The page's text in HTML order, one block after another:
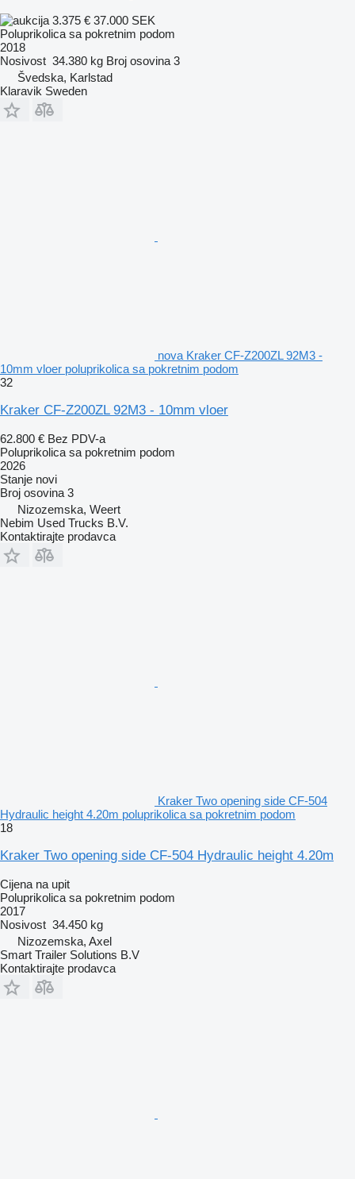
3.375 € 37.000 SEK
Poluprikolica sa pokretnim podom
2018
Nosivost 34.380 kg Broj osovina 3
Švedska, Karlstad
Klaravik Sweden
nova Kraker CF-Z200ZL 92M3 -
10mm vloer poluprikolica sa pokretnim podom
32
Kraker CF-Z200ZL 92M3 - 10mm vloer
62.800 € Bez PDV-a
Poluprikolica sa pokretnim podom
2026
Stanje novi
Broj osovina 3
Nizozemska, Weert
Nebim Used Trucks B.V.
Kontaktirajte prodavca
Kraker Two opening side CF-504
Hydraulic height 4.20m poluprikolica sa pokretnim podom
18
Kraker Two opening side CF-504 Hydraulic height 4.20m
Cijena na upit
Poluprikolica sa pokretnim podom
2017
Nosivost 34.450 kg
Nizozemska, Axel
Smart Trailer Solutions B.V
Kontaktirajte prodavca